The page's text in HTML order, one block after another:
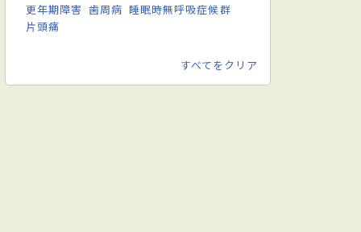
更年期障害 歯周病 睡眠時無呼吸症候群
片頭痛
すべてをクリア